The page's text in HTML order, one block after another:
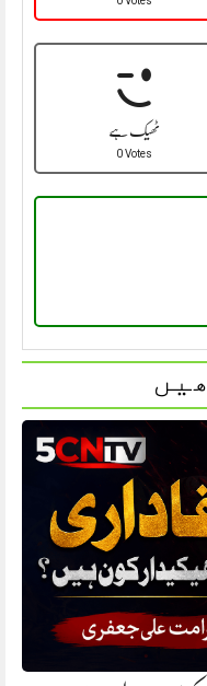
ٹھیک ہے
0 Votes